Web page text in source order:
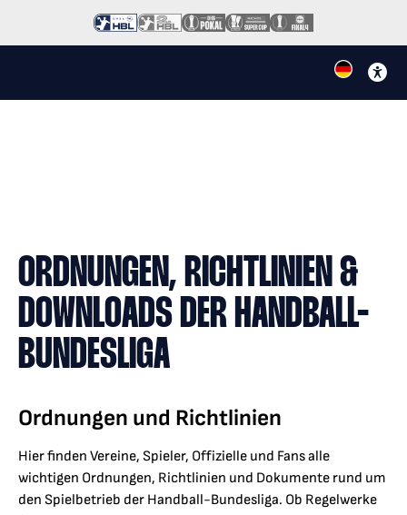
ORDNUNGEN, RICHTLINIEN &
DOWNLOADS DER HANDBALL-
BUNDESLIGA
Ordnungen und Richtlinien
Hier finden Vereine, Spieler, Offizielle und Fans alle
wichtigen Ordnungen, Richtlinien und Dokumente rund um
den Spielbetrieb der Handball-Bundesliga. Ob Regelwerke